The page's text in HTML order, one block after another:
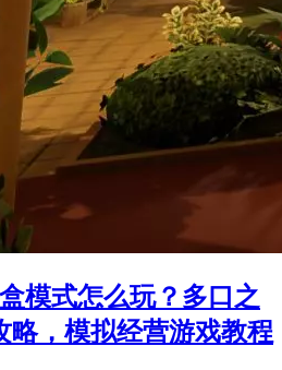
模式怎么玩？多口之
略，模拟经营游戏教程